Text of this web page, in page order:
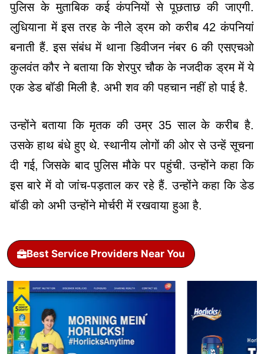
पुलिस के मुताबिक कई कंपनियों से पूछताछ की जाएगी.
लुधियाना में इस तरह के नीले ड्रम को करीब 42 कंपनियां
बनाती हैं. इस संबंध में थाना डिवीजन नंबर 6 की एसएचओ
कुलवंत कौर ने बताया कि शेरपुर चौक के नजदीक ड्रम में ये
एक डेड बॉडी मिली है. अभी शव की पहचान नहीं हो पाई है.
उन्होंने बताया कि मृतक की उम्र 35 साल के करीब है.
उसके हाथ बंधे हुए थे. स्थानीय लोगों की ओर से उन्हें सूचना
दी गई, जिसके बाद पुलिस मौके पर पहुंची. उन्होंने कहा कि
इस बारे में वो जांच-पड़ताल कर रहे हैं. उन्होंने कहा कि डेड
बॉडी को अभी उन्होंने मोर्चरी में रखवाया हुआ है.
Best Service Providers Near You